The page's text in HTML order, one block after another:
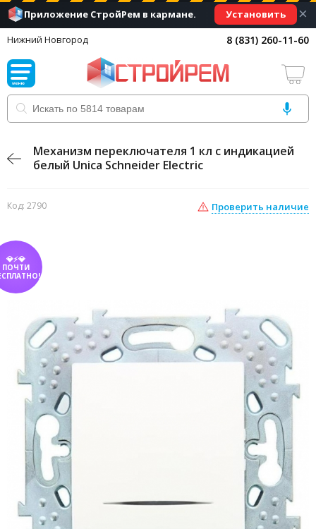
Приложение СтройРем в кармане. Установить ×
Нижний Новгород 8 (831) 260-11-60
Механизм переключателя 1 кл с индикацией
белый Unica Schneider Electric
Код: 2790 Проверить наличие
💎⚡💎
ПОЧТИ